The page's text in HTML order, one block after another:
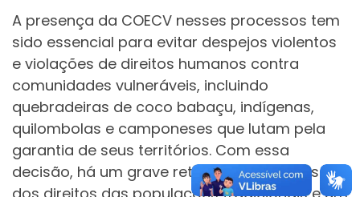
A presença da COECV nesses processos tem
sido essencial para evitar despejos violentos
e violações de direitos humanos contra
comunidades vulneráveis, incluindo
quebradeiras de coco babaçu, indígenas,
quilombolas e camponeses que lutam pela
garantia de seus territórios. Com essa
decisão, há um grave retrocesso na defesa